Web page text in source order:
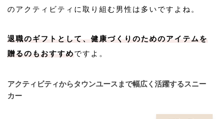
のアクティビティに取り組む男性は多いですよね。
退職のギフトとして、健康づくりのためのアイテムを
贈るのもおすすめですよ。
アクティビティからタウンユースまで幅広く活躍するスニー
カー